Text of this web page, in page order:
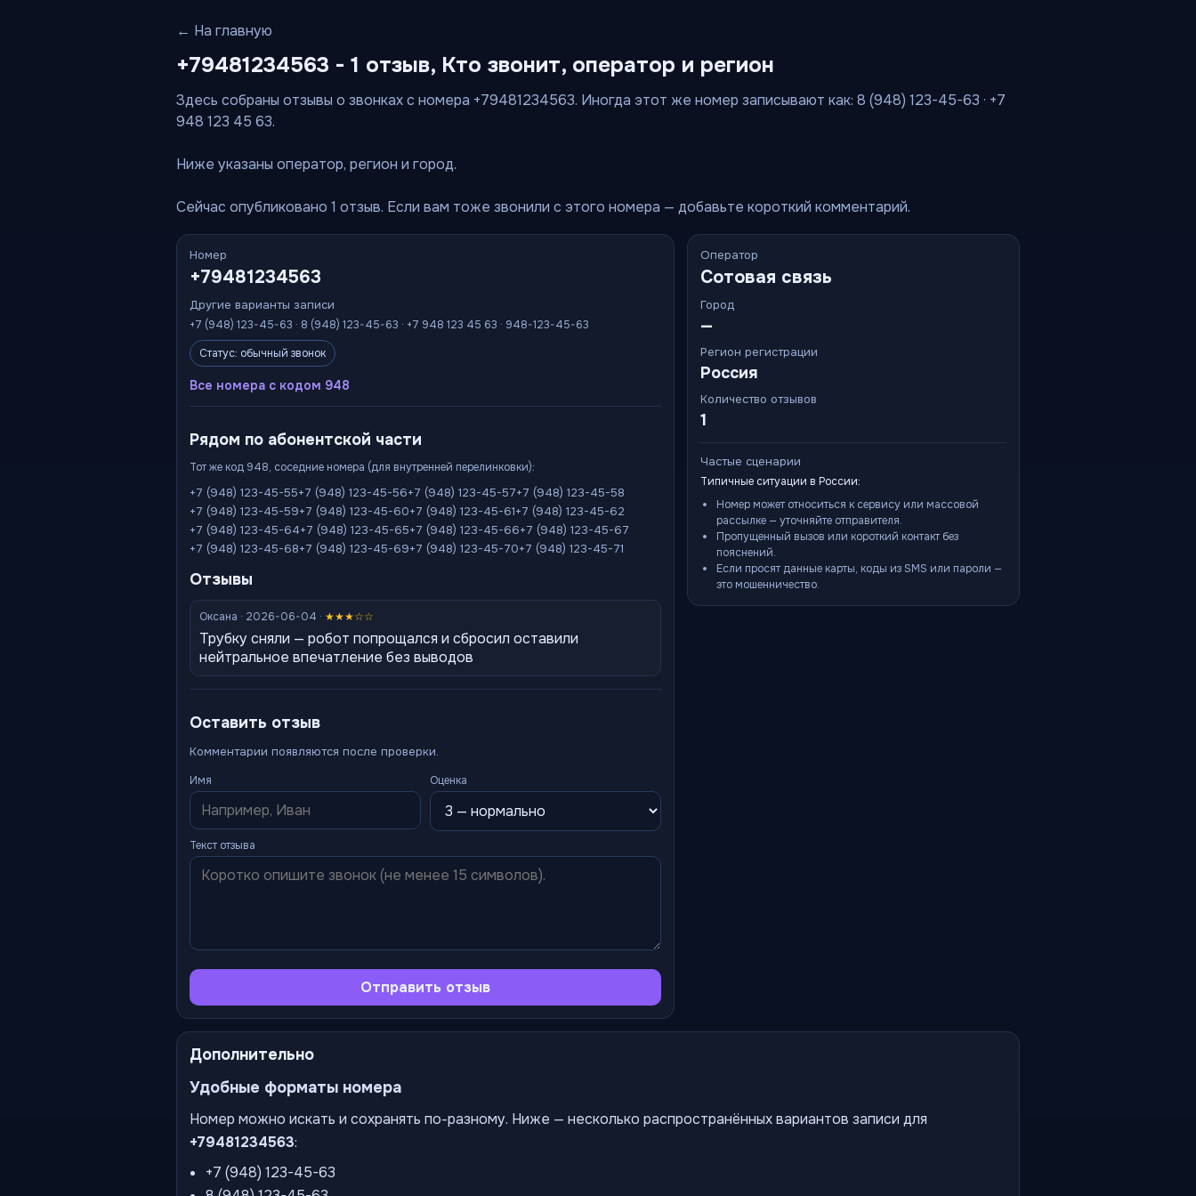
← На главную
+79481234563 - 1 отзыв, Кто звонит, оператор и регион
Здесь собраны отзывы о звонках с номера +79481234563. Иногда этот же номер записывают как: 8 (948) 123-45-63 · +7
948 123 45 63.
Ниже указаны оператор, регион и город.
Сейчас опубликовано 1 отзыв. Если вам тоже звонили с этого номера — добавьте короткий комментарий.
Номер
+79481234563
Другие варианты записи
+7 (948) 123-45-63 · 8 (948) 123-45-63 · +7 948 123 45 63 · 948-123-45-63
Статус: обычный звонок
Все номера с кодом 948
Рядом по абонентской части
Тот же код 948, соседние номера (для внутренней перелинковки):
+7 (948) 123-45-55+7 (948) 123-45-56+7 (948) 123-45-57+7 (948) 123-45-58
+7 (948) 123-45-59+7 (948) 123-45-60+7 (948) 123-45-61+7 (948) 123-45-62
+7 (948) 123-45-64+7 (948) 123-45-65+7 (948) 123-45-66+7 (948) 123-45-67
+7 (948) 123-45-68+7 (948) 123-45-69+7 (948) 123-45-70+7 (948) 123-45-71
Отзывы
Оксана · 2026-06-04 · ★★★☆☆
Трубку сняли — робот попрощался и сбросил оставили
нейтральное впечатление без выводов
Оставить отзыв
Комментарии появляются после проверки.
Имя Оценка
Текст отзыва
Отправить отзыв
Оператор
Сотовая связь
Город
—
Регион регистрации
Россия
Количество отзывов
1
Частые сценарии
Типичные ситуации в России:
Номер может относиться к сервису или массовой
рассылке — уточняйте отправителя.
Пропущенный вызов или короткий контакт без
пояснений.
Если просят данные карты, коды из SMS или пароли —
это мошенничество.
Дополнительно
Удобные форматы номера
Номер можно искать и сохранять по-разному. Ниже — несколько распространённых вариантов записи для
+79481234563:
+7 (948) 123-45-63